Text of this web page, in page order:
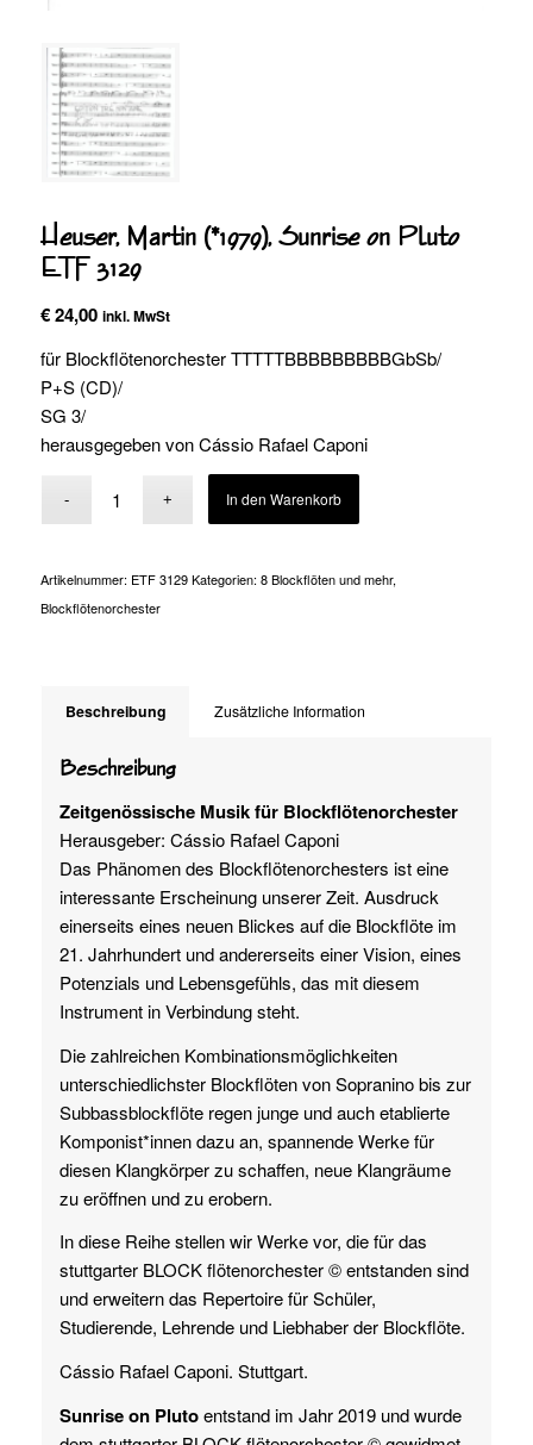
Heuser, Martin (*1979), Sunrise on Pluto
ETF 3129
€24,00 inkl. MwSt
für Blockflötenorchester TTTTTBBBBBBBBBGbSb/
P+S (CD)/
SG 3/
herausgegeben von Cássio Rafael Caponi
In den Warenkorb
Artikelnummer: ETF 3129 Kategorien: 8 Blockflöten und mehr,
Blockflötenorchester
Beschreibung Zusätzliche Information
Beschreibung
Zeitgenössische Musik für Blockflötenorchester
Herausgeber: Cássio Rafael Caponi
Das Phänomen des Blockflötenorchesters ist eine
interessante Erscheinung unserer Zeit. Ausdruck
einerseits eines neuen Blickes auf die Blockflöte im
21. Jahrhundert und andererseits einer Vision, eines
Potenzials und Lebensgefühls, das mit diesem
Instrument in Verbindung steht.
Die zahlreichen Kombinationsmöglichkeiten
unterschiedlichster Blockflöten von Sopranino bis zur
Subbassblockflöte regen junge und auch etablierte
Komponist*innen dazu an, spannende Werke für
diesen Klangkörper zu schaffen, neue Klangräume
zu eröffnen und zu erobern.
In diese Reihe stellen wir Werke vor, die für das
stuttgarter BLOCK flötenorchester © entstanden sind
und erweitern das Repertoire für Schüler,
Studierende, Lehrende und Liebhaber der Blockflöte.
Cássio Rafael Caponi. Stuttgart.
Sunrise on Plutoentstand im Jahr 2019 und wurde